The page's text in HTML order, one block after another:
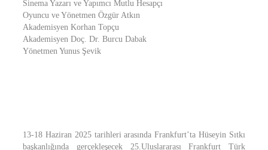
Sinema Yazarı ve Yapımcı Mutlu Hesapçı
Oyuncu ve Yönetmen Özgür Atkın
Akademisyen Korhan Topçu
Akademisyen Doç. Dr. Burcu Dabak
Yönetmen Yunus Şevik
13-18 Haziran 2025 tarihleri arasında Frankfurt’ta Hüseyin Sıtkı
başkanlığında gerçekleşecek 25.Uluslararası Frankfurt Türk